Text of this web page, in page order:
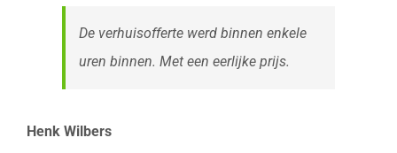
De verhuisofferte werd binnen enkele
uren binnen. Met een eerlijke prijs.
Henk Wilbers